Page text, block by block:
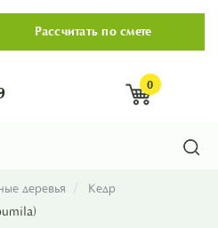
Рассчитать по смете
0
деревья
Кедр